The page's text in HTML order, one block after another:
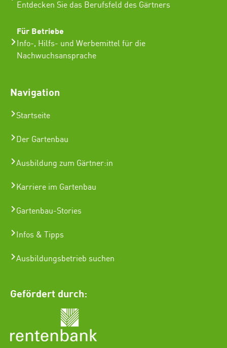
Entdecken Sie das Berufsfeld des Gärtners
Für Betriebe
Info-, Hilfs- und Werbemittel für die
Nachwuchsansprache
Navigation
Startseite
Der Gartenbau
Ausbildung zum Gärtner:in
Karriere im Gartenbau
Gartenbau-Stories
Infos & Tipps
Ausbildungsbetrieb suchen
Gefördert durch: